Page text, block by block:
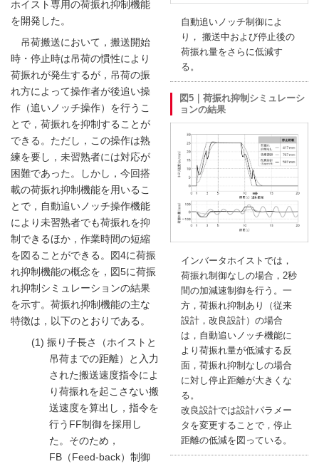
自動追いノッチ制御によ
り， 搬送中および停止後の
荷振れ量をさらに低減す
る。
図5｜荷振れ抑制シミュレーシ
ョンの結果
インバータホイストでは，
荷振れ制御なしの場合，2秒
間の加減速制御を行う。一
方，荷振れ抑制あり（従来
設計，改良設計）の場合
は，自動追いノッチ機能に
より荷振れ量が低減する反
面，荷振れ抑制なしの場合
に対し停止距離が大きくな
る。
改良設計では設計パラメー
タを変更することで，停止
距離の低減を図っている。
ホイスト専用の荷振れ抑制機能
を開発した。
吊荷搬送において，搬送開始
時・停止時は吊荷の慣性により
荷振れが発生するが，吊荷の振
れ方によって操作者が後追い操
作（追いノッチ操作）を行うこ
とで，荷振れを抑制することが
できる。ただし，この操作は熟
練を要し，未習熟者には対応が
困難であった。しかし，今回搭
載の荷振れ抑制機能を用いるこ
とで，自動追いノッチ操作機能
により未習熟者でも荷振れを抑
制できるほか，作業時間の短縮
を図ることができる。 図4に荷振
れ抑制機能の概念を， 図5に荷振
れ抑制シミュレーションの結果
を示す。荷振れ抑制機能の主な
特徴は，以下のとおりである。
振り子長さ（ホイストと
吊荷までの距離）と入力
された搬送速度指令によ
り荷振れを起こさない搬
送速度を算出し，指令を
行うFF制御を採用し
た。そのため，
FB（Feed-back）制御